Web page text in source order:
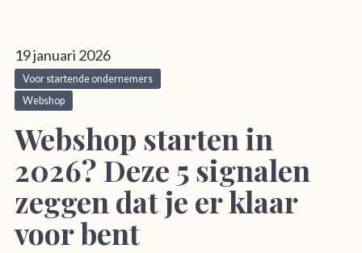
19 januari 2026
Voor startende ondernemers
Webshop
Webshop starten in
2026? Deze 5 signalen
zeggen dat je er klaar
voor bent